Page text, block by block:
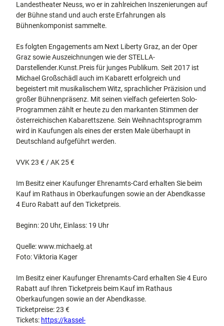
Landestheater Neuss, wo er in zahlreichen Inszenierungen auf
der Bühne stand und auch erste Erfahrungen als
Bühnenkomponist sammelte.
Es folgten Engagements am Next Liberty Graz, an der Oper
Graz sowie Auszeichnungen wie der STELLA-
Darstellender.Kunst.Preis für junges Publikum. Seit 2017 ist
Michael Großschädl auch im Kabarett erfolgreich und
begeistert mit musikalischem Witz, sprachlicher Präzision und
großer Bühnenpräsenz. Mit seinen vielfach gefeierten Solo-
Programmen zählt er heute zu den markanten Stimmen der
österreichischen Kabarettszene. Sein Weihnachtsprogramm
wird in Kaufungen als eines der ersten Male überhaupt in
Deutschland aufgeführt werden.
VVK 23 € / AK 25 €
Im Besitz einer Kaufunger Ehrenamts-Card erhalten Sie beim
Kauf im Rathaus in Oberkaufungen sowie an der Abendkasse
4 Euro Rabatt auf den Ticketpreis.
Beginn: 20 Uhr, Einlass: 19 Uhr
Quelle: www.michaelg.at
Foto: Viktoria Kager
Im Besitz einer Kaufunger Ehrenamts-Card erhalten Sie 4 Euro
Rabatt auf Ihren Ticketpreis beim Kauf im Rathaus
Oberkaufungen sowie an der Abendkasse.
Ticketpreise: 23 €
Tickets: https://kassel-